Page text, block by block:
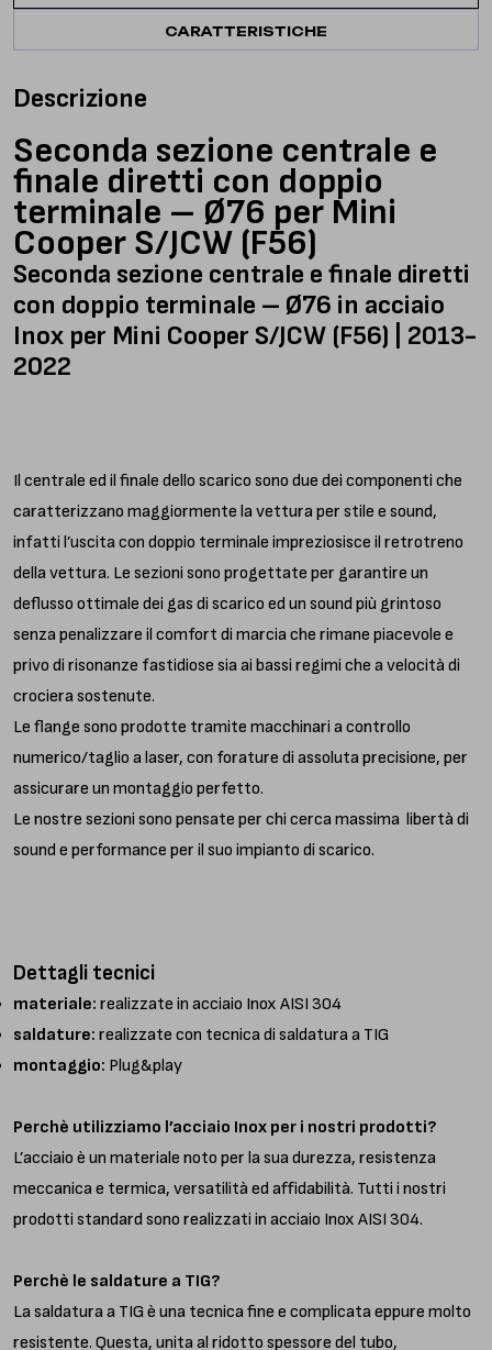
con
doppio
terminale
-
Ø76
quantità
CARATTERISTICHE
Descrizione
Seconda sezione centrale e
finale diretti con doppio
terminale – Ø76 per Mini
Cooper S/JCW (F56)
Seconda sezione centrale e finale diretti
con doppio terminale – Ø76 in acciaio
Inox per Mini Cooper S/JCW (F56) | 2013-
2022
Il centrale ed il finale dello scarico sono due dei componenti che
caratterizzano maggiormente la vettura per stile e sound,
infatti l’uscita con doppio terminale impreziosisce il retrotreno
della vettura. Le sezioni sono progettate per garantire un
deflusso ottimale dei gas di scarico ed un sound più grintoso
senza penalizzare il comfort di marcia che rimane piacevole e
privo di risonanze fastidiose sia ai bassi regimi che a velocità di
crociera sostenute.
Le flange sono prodotte tramite macchinari a controllo
numerico/taglio a laser, con forature di assoluta precisione, per
assicurare un montaggio perfetto.
Le nostre sezioni sono pensate per chi cerca massima libertà di
sound e performance per il suo impianto di scarico.
Dettagli tecnici
materiale: realizzate in acciaio Inox AISI 304
saldature: realizzate con tecnica di saldatura a TIG
montaggio: Plug&play
Perchè utilizziamo l’acciaio Inox per i nostri prodotti?
L’acciaio è un materiale noto per la sua durezza, resistenza
meccanica e termica, versatilità ed affidabilità. Tutti i nostri
prodotti standard sono realizzati in acciaio Inox AISI 304.
Perchè le saldature a TIG?
La saldatura a TIG è una tecnica fine e complicata eppure molto
resistente. Questa, unita al ridotto spessore del tubo,